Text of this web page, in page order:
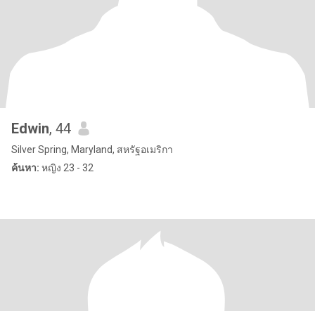
Edwin, 44
Silver Spring, Maryland, สหรัฐอเมริกา
ค้นหา: หญิง 23 - 32